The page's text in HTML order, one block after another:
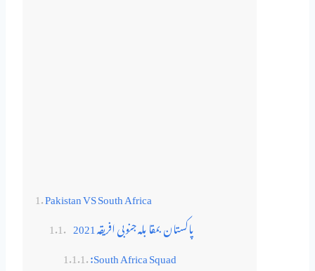
Pakistan VS South Africa
پاکستان بمقا بلہ جنوبی افریقہ 2021
:South Africa Squad